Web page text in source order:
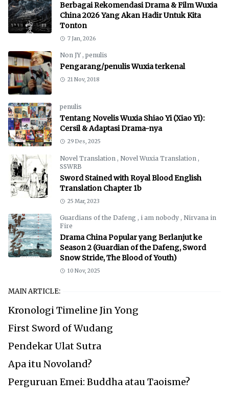
Berbagai Rekomendasi Drama & Film Wuxia
China 2026 Yang Akan Hadir Untuk Kita
Tonton
7 Jan, 2026
Non JY , penulis
Pengarang/penulis Wuxia terkenal
21 Nov, 2018
penulis
Tentang Novelis Wuxia Shiao Yi (Xiao Yi):
Cersil & Adaptasi Drama-nya
29 Des, 2025
Novel Translation , Novel Wuxia Translation ,
SSWRB
Sword Stained with Royal Blood English
Translation Chapter 1b
25 Mar, 2023
Guardians of the Dafeng , i am nobody , Nirvana in
Fire
Drama China Popular yang Berlanjut ke
Season 2 (Guardian of the Dafeng, Sword
Snow Stride, The Blood of Youth)
10 Nov, 2025
MAIN ARTICLE:
Kronologi Timeline Jin Yong
First Sword of Wudang
Pendekar Ulat Sutra
Apa itu Novoland?
Perguruan Emei: Buddha atau Taoisme?